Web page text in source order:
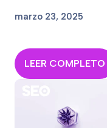
marzo 23, 2025
LEER COMPLETO